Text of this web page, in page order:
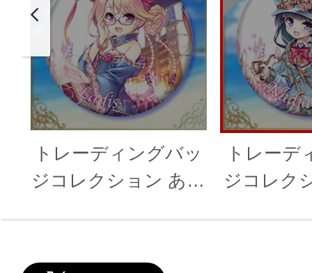
トレーディングバッ
ジコレクション あい
トレーデ
ジコレク